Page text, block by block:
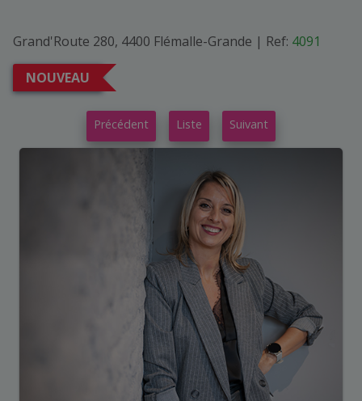
Grand'Route 280, 4400 Flémalle-Grande | Ref: 4091
NOUVEAU
Précédent Liste Suivant